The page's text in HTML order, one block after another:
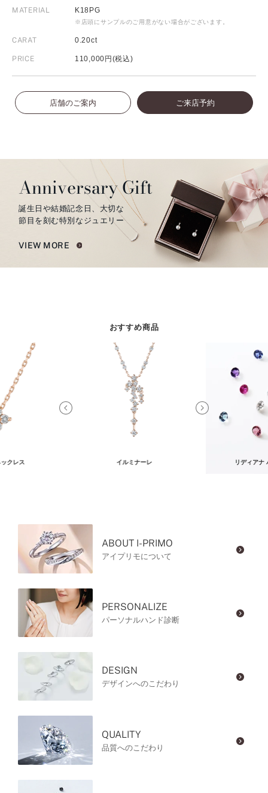
MATERIAL K18PG
※店頭にサンプルのご用意がない場合がございます。
CARAT 0.20ct
PRICE 110,000円(税込)
店舗のご案内 ご来店予約
Anniversary Gift
誕生日や結婚記念日、大切な
節目を刻む特別なジュエリー
VIEW MORE
おすすめ商品
クレス イルミナーレ リディアナ
ABOUT I-PRIMO
アイプリモについて
PERSONALIZE
パーソナルハンド診断
DESIGN
デザインへのこだわり
QUALITY
品質へのこだわり